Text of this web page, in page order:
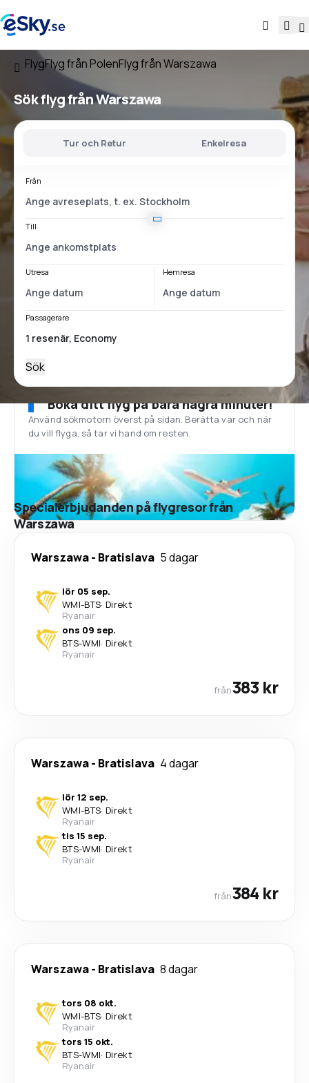
FlygFlyg från PolenFlyg från Warszawa
Sök flygfrån Warszawa
Tur och Retur Enkelresa
Från
Till
Utresa Hemresa
Passagerare
Sök
Boka ditt flyg på bara några minuter!
Använd sökmotorn överst på sidan. Berätta var och när
du vill flyga, så tar vi hand om resten.
Specialerbjudanden på flygresor från
Warszawa
Warszawa- Bratislava 5 dagar
lör 05 sep.
WMI-BTS· Direkt
Ryanair
ons 09 sep.
BTS-WMI· Direkt
Ryanair
från383 kr
Warszawa- Bratislava 4 dagar
lör 12 sep.
WMI-BTS· Direkt
Ryanair
tis 15 sep.
BTS-WMI· Direkt
Ryanair
från384 kr
Warszawa- Bratislava 8 dagar
tors 08 okt.
WMI-BTS· Direkt
Ryanair
tors 15 okt.
BTS-WMI· Direkt
Ryanair